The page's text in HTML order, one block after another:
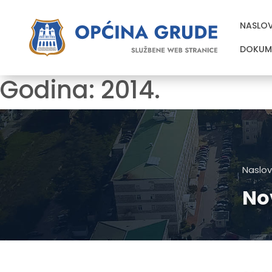
Godina:2014.